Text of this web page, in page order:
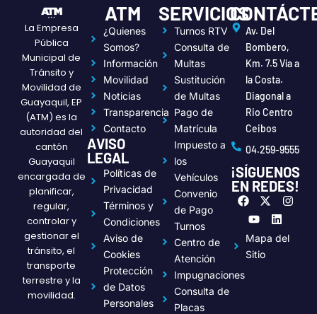
La Empresa
Pública
Municipal de
Tránsito y
Movilidad de
Guayaquil, EP
(ATM) es la
autoridad del
cantón
Guayaquil
encargada de
planificar,
regular,
controlar y
gestionar el
tránsito, el
transporte
terrestre y la
movilidad.
ATM
¿Quienes
Somos?
Información
Movilidad
Noticias
Transparencia
Contacto
AVISO
LEGAL
Políticas de
Privacidad
Términos y
Condiciones
Aviso de
Cookies
Protección
de Datos
Personales
SERVICIOS
Turnos RTV
Consulta de
Multas
Sustitución
de Multas
Pago de
Matrícula
Impuesto a
los
Vehículos
Convenio
de Pago
Turnos
Centro de
Atención
Impugnaciones
Consulta de
Placas
Av. Del
Bombero,
Km. 7.5 Vía a
la Costa.
Diagonal a
Rio Centro
Ceibos
04.259-9555
¡SÍGUENOS
EN REDES!
F
a
c
e
b
o
k
X
-
i
t
I
n
t
a
Y
u
t
u
b
n
k
e
Mapa del
Sitio